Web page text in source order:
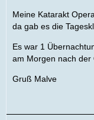
Meine Katarakt
da gab es die
Es war 1
am Morgen nach der
Gruß Malve